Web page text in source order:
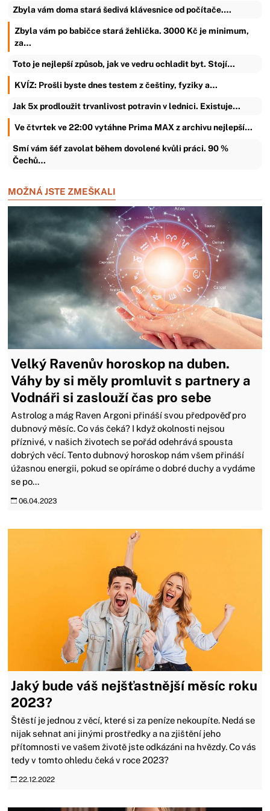
Zbyla vám doma stará šedivá klávesnice od počítače.…
Zbyla vám po babičce stará žehlička. 3000 Kč je minimum,
za…
Toto je nejlepší způsob, jak ve vedru ochladit byt. Stojí…
KVÍZ: Prošli byste dnes testem z češtiny, fyziky a…
Jak 5x prodloužit trvanlivost potravin v lednici. Existuje…
Ve čtvrtek ve 22:00 vytáhne Prima MAX z archivu nejlepší…
Smí vám šéf zavolat během dovolené kvůli práci. 90 %
Čechů…
MOŽNÁ JSTE ZMEŠKALI
Velký Ravenův horoskop na duben.
Váhy by si měly promluvit s partnery a
Vodnáři si zaslouží čas pro sebe
Astrolog a mág Raven Argoni přináší svou předpověď pro
dubnový měsíc. Co vás čeká? I když okolnosti nejsou
příznivé, v našich životech se pořád odehrává spousta
dobrých věcí. Tento dubnový horoskop nám všem přináší
úžasnou energii, pokud se opíráme o dobré duchy a vydáme
se po...
06.04.2023
Jaký bude váš nejšťastnější měsíc roku
2023?
Štěstí je jednou z věcí, které si za peníze nekoupíte. Nedá se
nijak sehnat ani jinými prostředky a na zjištění jeho
přítomnosti ve vašem životě jste odkázáni na hvězdy. Co vás
tedy v tomto ohledu čeká v roce 2023?
22.12.2022